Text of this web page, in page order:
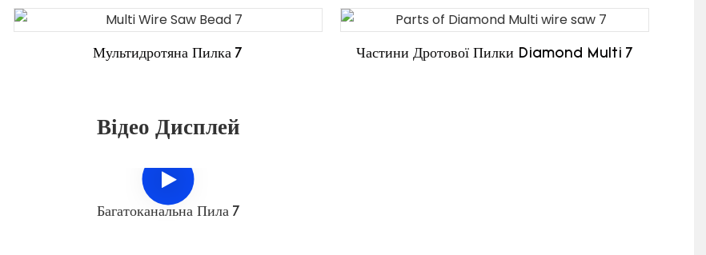
Мультидротяна Пилка 7 Частини Дротової Пилки Diamond Multi 7
Відео Дисплей
Багатоканальна Пила 7